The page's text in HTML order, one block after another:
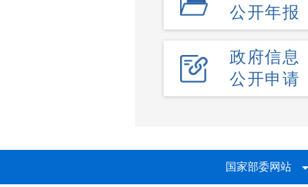
公开年报
政府信息
公开申请
国家部委网站